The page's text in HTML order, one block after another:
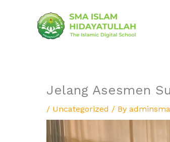
Jelang Asesmen
/ Uncategorized / By